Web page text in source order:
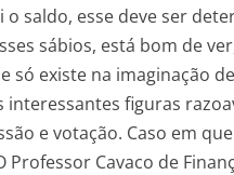
o saldo, esse deve ser
sábios, está bom de
só existe na imaginação
interessantes figuras
e votação. Caso em
Professor Cavaco de